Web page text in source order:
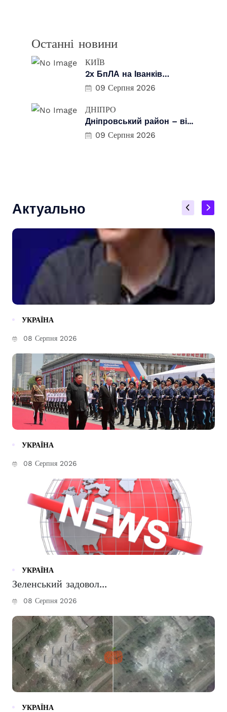
Останні новини
КИЇВ
2х БпЛА на Іванків…
09 Серпня 2026
ДНІПРО
Дніпровський район – ві...
09 Серпня 2026
Актуально
УКРАЇНА
08 Серпня 2026
УКРАЇНА
08 Серпня 2026
УКРАЇНА
Зеленський задовол...
08 Серпня 2026
УКРАЇНА